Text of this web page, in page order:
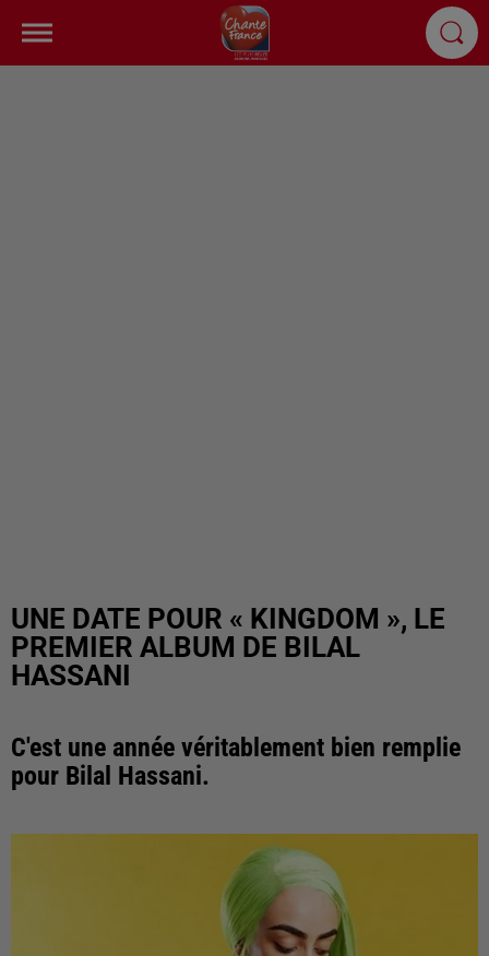
UNE DATE POUR « KINGDOM », LE
PREMIER ALBUM DE BILAL
HASSANI
C'est une année véritablement bien remplie
pour Bilal Hassani.